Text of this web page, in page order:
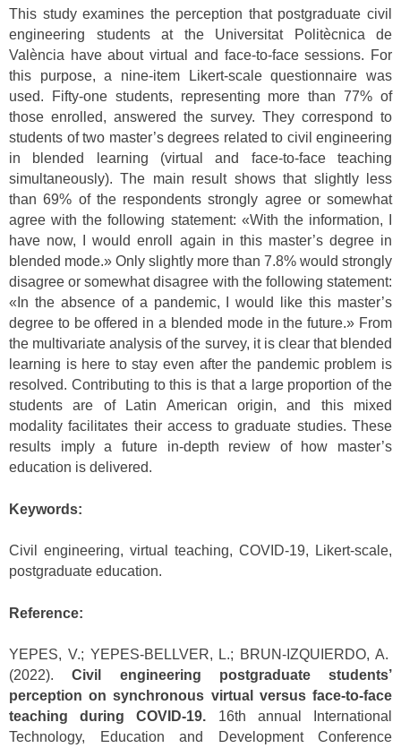
This study examines the perception that postgraduate civil
engineering students at the Universitat Politècnica de
València have about virtual and face-to-face sessions. For
this purpose, a nine-item Likert-scale questionnaire was
used. Fifty-one students, representing more than 77% of
those enrolled, answered the survey. They correspond to
students of two master’s degrees related to civil engineering
in blended learning (virtual and face-to-face teaching
simultaneously). The main result shows that slightly less
than 69% of the respondents strongly agree or somewhat
agree with the following statement: «With the information, I
have now, I would enroll again in this master’s degree in
blended mode.» Only slightly more than 7.8% would strongly
disagree or somewhat disagree with the following statement:
«In the absence of a pandemic, I would like this master’s
degree to be offered in a blended mode in the future.» From
the multivariate analysis of the survey, it is clear that blended
learning is here to stay even after the pandemic problem is
resolved. Contributing to this is that a large proportion of the
students are of Latin American origin, and this mixed
modality facilitates their access to graduate studies. These
results imply a future in-depth review of how master’s
education is delivered.
Keywords:
Civil engineering, virtual teaching, COVID-19, Likert-scale,
postgraduate education.
Reference:
YEPES, V.; YEPES-BELLVER, L.; BRUN-IZQUIERDO, A.
(2022).Civil engineering postgraduate students’
perception on synchronous virtual versus face-to-face
teaching during COVID-19. 16th annual International
Technology, Education and Development Conference